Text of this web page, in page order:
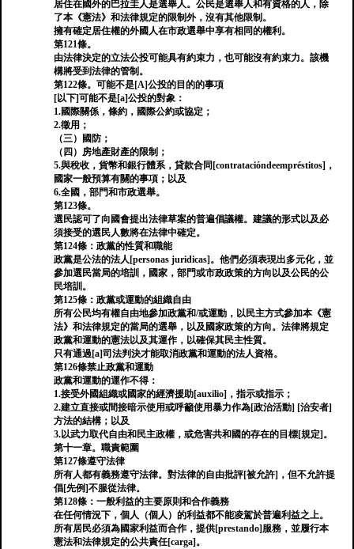
居住在國外的巴拉圭人是選舉人。公民是選舉人和有資格的人，除
了本《憲法》和法律規定的限制外，沒有其他限制。
擁有確定居住權的外國人在市政選舉中享有相同的權利。
第121條。
由法律決定的立法公投可能具有約束力，也可能沒有約束力。該機
構將受到法律的管制。
第122條。可能不是[A]公投的目的的事項
[以下]可能不是[a]公投的對象：
1.國際關係，條約，國際公約或協定；
2.徵用；
（三）國防；
（四）房地產財產的限制；
5.與稅收，貨幣和銀行體系，貸款合同[contratacióndeempréstitos]，
國家一般預算有關的事項；以及
6.全國，部門和市政選舉。
第123條。
選民認可了向國會提出法律草案的普遍倡議權。建議的形式以及必
須接受的選民人數將在法律中確定。
第124條：政黨的性質和職能
政黨是公法的法人[personas juridicas]。他們必須表現出多元化，並
參加選民當局的培訓，國家，部門或市政政策的方向以及公民的公
民培訓。
第125條：政黨或運動的組織自由
所有公民均有權自由地參加政黨和/或運動，以民主方式參加本《憲
法》和法律規定的當局的選舉，以及國家政策的方向。法律將規定
政黨和運動的憲法以及其運作，以確保其民主性質。
只有通過[a]司法判決才能取消政黨和運動的法人資格。
第126條禁止政黨和運動
政黨和運動的運作不得：
1.接受外國組織或國家的經濟援助[auxilio]，指示或指示；
2.建立直接或間接暗示使用或呼籲使用暴力作為[政治活動] [治安者]
方法的結構；以及
3.以武力取代自由和民主政權，或危害共和國的存在的目標[規定]。
第十一章。職責範圍
第127條遵守法律
所有人都有義務遵守法律。對法律的自由批評[被允許]，但不允許提
倡[先例]不服從法律。
第128條：一般利益的主要原則和合作義務
在任何情況下，個人（個人）的利益都不能凌駕於普遍利益之上。
所有居民必須為國家利益而合作，提供[prestando]服務，並履行本
憲法和法律規定的公共責任[carga]。